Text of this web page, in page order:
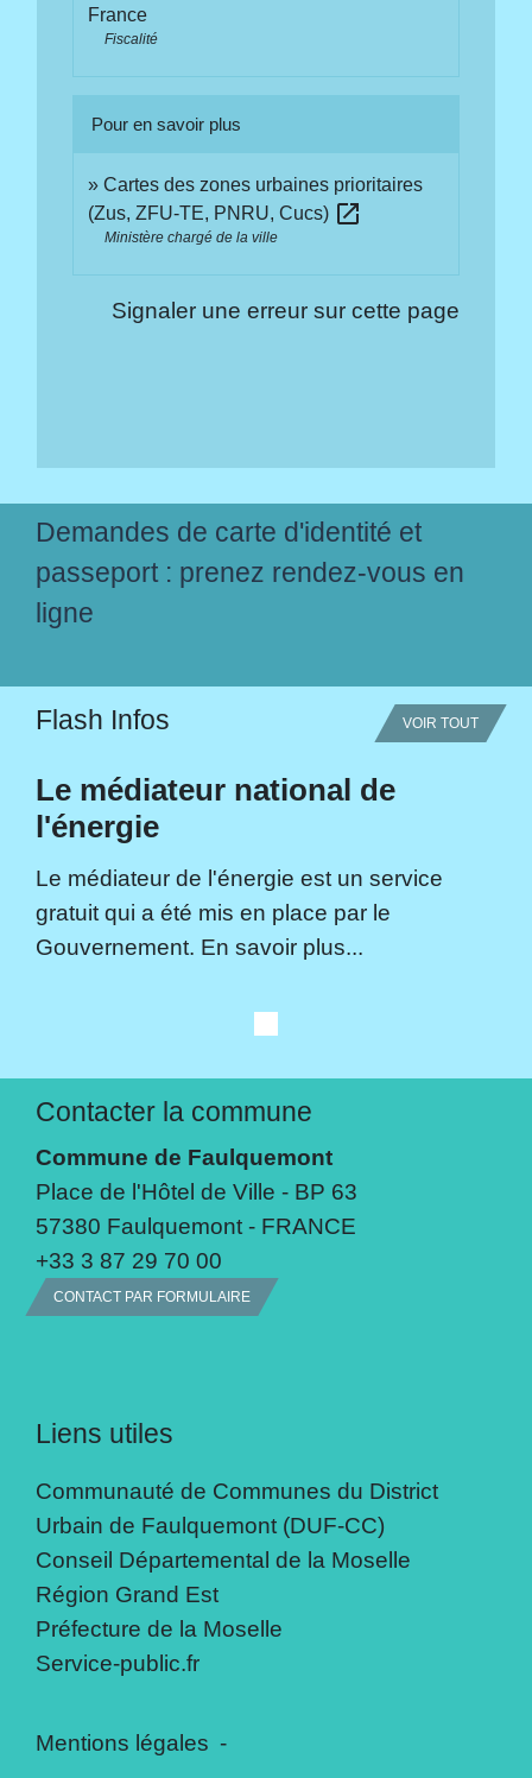
France
Fiscalité
Pour en savoir plus
Cartes des zones urbaines prioritaires
(Zus, ZFU-TE, PNRU, Cucs) open_in_new
Ministère chargé de la ville
Signaler une erreur sur cette page
Demandes de carte d'identité et
passeport : prenez rendez-vous en
ligne
Flash Infos VOIR TOUT
Le médiateur national de
l'énergie
Le médiateur de l'énergie est un service
gratuit qui a été mis en place par le
Gouvernement. En savoir plus...
Contacter la commune
Commune de Faulquemont
Place de l'Hôtel de Ville - BP 63
57380 Faulquemont - FRANCE
+33 3 87 29 70 00
CONTACT PAR FORMULAIRE
Liens utiles
Communauté de Communes du District
Urbain de Faulquemont (DUF-CC)
Conseil Départemental de la Moselle
Région Grand Est
Préfecture de la Moselle
Service-public.fr
Mentions légales -